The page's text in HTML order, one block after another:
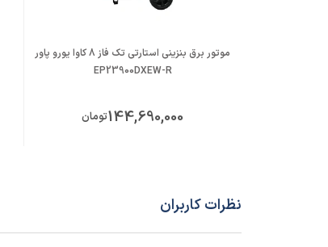
سیستم خنک کننده
جنس سیم پیچ
مدل ژنراتور
موتور برق بنزینی استارتی تک فاز 8 کاوا یورو پاور
EP23900DXEW-R
144,690,000تومان
نظرات کاربران